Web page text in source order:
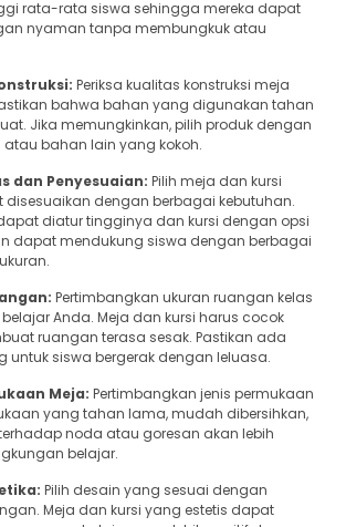
rata-rata siswa sehingga mereka dapat
nyaman tanpa membungkuk atau
Periksa kualitas konstruksi meja
bahwa bahan yang digunakan tahan
Jika memungkinkan, pilih produk dengan
atau bahan lain yang kokoh.
dan Penyesuaian: Pilih meja dan kursi
dengan berbagai kebutuhan.
diatur tingginya dan kursi dengan opsi
dapat mendukung siswa dengan berbagai
Pertimbangkan ukuran ruangan kelas
Anda. Meja dan kursi harus cocok
ruangan terasa sesak. Pastikan ada
untuk siswa bergerak dengan leluasa.
Meja: Pertimbangkan jenis permukaan
yang tahan lama, mudah dibersihkan,
noda atau goresan akan lebih
belajar.
Pilih desain yang sesuai dengan
Meja dan kursi yang estetis dapat